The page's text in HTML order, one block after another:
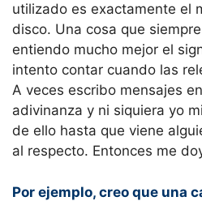
utilizado es exactamente el
disco. Una cosa que
entiendo mucho mejor el
intento contar cuando las
A veces escribo mensajes
adivinanza y ni siquiera yo
de ello hasta que viene
al respecto. Entonces me
Por ejemplo, creo que una